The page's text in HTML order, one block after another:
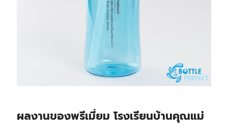
ผลงานของพรีเมี่ยม โรงเรียนบ้านคุณแม่